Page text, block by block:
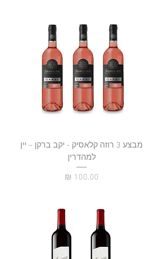
מבצע 3 רוזה קלאסיק - יקב ברקן – יין
למהדרין
מחיר